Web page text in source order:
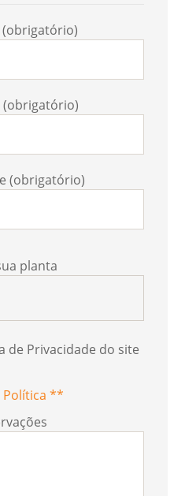
(obrigatório)
(obrigatório)
(obrigatório)
planta
de Privacidade do site
**